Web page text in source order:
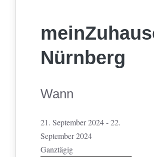
Nürnberg
Wann
21. September 2024 - 22.
September 2024
Ganztägig